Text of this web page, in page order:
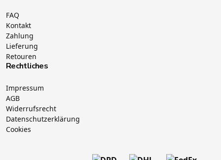
FAQ
Kontakt
Zahlung
Lieferung
Retouren
Rechtliches
Impressum
AGB
Widerrufsrecht
Datenschutzerklärung
Cookies